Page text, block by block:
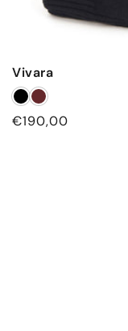
Vivara
Prezzo
€190,00